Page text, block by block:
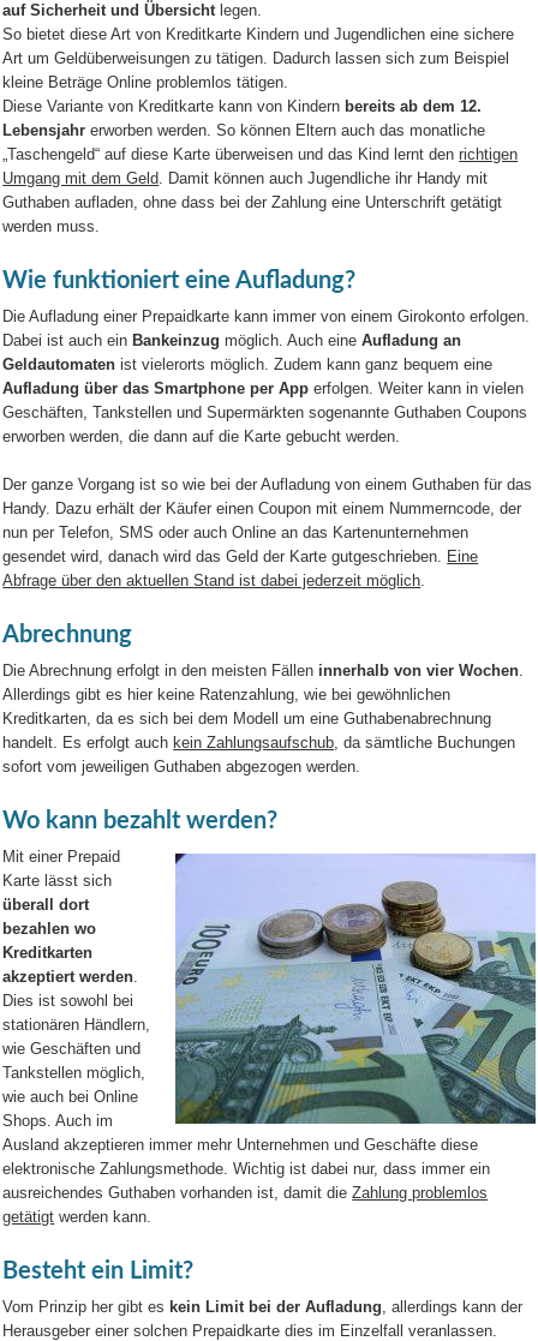
auf Sicherheit und Übersichtlegen.
So bietet diese Art von Kreditkarte Kindern und Jugendlichen eine sichere
Art um Geldüberweisungen zu tätigen. Dadurch lassen sich zum Beispiel
kleine Beträge Online problemlos tätigen.
Diese Variante von Kreditkarte kann von Kindern bereits ab dem 12.
Lebensjahr erworben werden. So können Eltern auch das monatliche
„Taschengeld“ auf diese Karte überweisen und das Kind lernt denrichtigen
Umgang mit dem Geld. Damit können auch Jugendliche ihr Handy mit
Guthaben aufladen, ohne dass bei der Zahlung eine Unterschrift getätigt
werden muss.
Wie funktioniert eine Aufladung?
Die Aufladung einer Prepaidkarte kann immer von einem Girokonto erfolgen.
Dabei ist auch ein Bankeinzug möglich. Auch eineAufladung an
Geldautomaten ist vielerorts möglich. Zudem kann ganz bequem eine
Aufladung über das Smartphone per App erfolgen. Weiter kann in vielen
Geschäften, Tankstellen und Supermärkten sogenannte Guthaben Coupons
erworben werden, die dann auf die Karte gebucht werden.
Der ganze Vorgang ist so wie bei der Aufladung von einem Guthaben für das
Handy. Dazu erhält der Käufer einen Coupon mit einem Nummerncode, der
nun per Telefon, SMS oder auch Online an das Kartenunternehmen
gesendet wird, danach wird das Geld der Karte gutgeschrieben. Eine
Abfrage über den aktuellen Stand ist dabei jederzeit möglich.
Abrechnung
Die Abrechnung erfolgt in den meisten Fällen innerhalb von vier Wochen.
Allerdings gibt es hier keine Ratenzahlung, wie bei gewöhnlichen
Kreditkarten, da es sich bei dem Modell um eine Guthabenabrechnung
handelt. Es erfolgt auch kein Zahlungsaufschub, da sämtliche Buchungen
sofort vom jeweiligen Guthaben abgezogen werden.
Wo kann bezahlt werden?
Mit einer Prepaid
Karte lässt sich
überall dort
bezahlen wo
Kreditkarten
akzeptiert werden.
Dies ist sowohl bei
stationären Händlern,
wie Geschäften und
Tankstellen möglich,
wie auch bei Online
Shops. Auch im
Ausland akzeptieren immer mehr Unternehmen und Geschäfte diese
elektronische Zahlungsmethode. Wichtig ist dabei nur, dass immer ein
ausreichendes Guthaben vorhanden ist, damit dieZahlung problemlos
getätigt werden kann.
Besteht ein Limit?
Vom Prinzip her gibt es kein Limit bei der Aufladung, allerdings kann der
Herausgeber einer solchen Prepaidkarte dies im Einzelfall veranlassen.